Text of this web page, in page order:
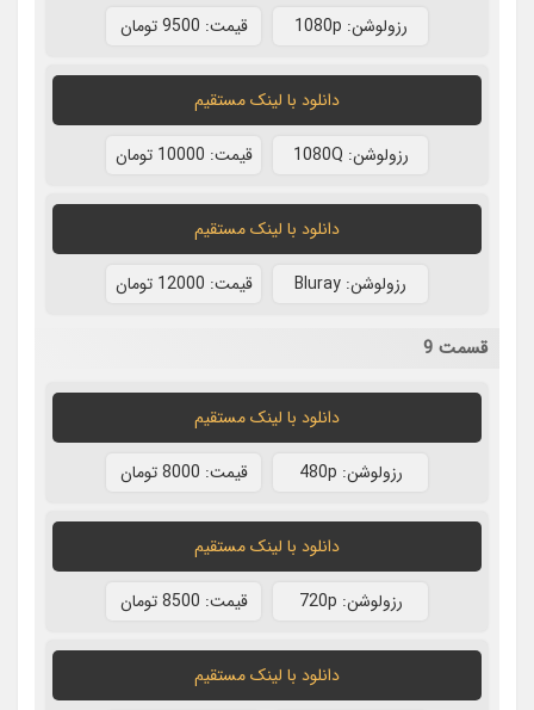
رزولوشن: 1080p قيمت: 9500 تومان
دانلود با لينک مستقيم
رزولوشن: 1080Q قيمت: 10000 تومان
دانلود با لينک مستقيم
رزولوشن: Bluray قيمت: 12000 تومان
قسمت 9
دانلود با لينک مستقيم
رزولوشن: 480p قيمت: 8000 تومان
دانلود با لينک مستقيم
رزولوشن: 720p قيمت: 8500 تومان
دانلود با لينک مستقيم